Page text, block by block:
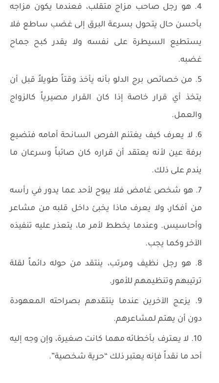
هو رجل صاحب مزاج متقلب، فعندما يكون مزاجه
بأحسن حال يتحول بسرعة البرق إلى غضب ساطع فلا
يستطيع السيطرة على نفسه ولا يقدر كبح جماح
غضبه.
من خصائص برج الدلو بأنه يأخذ وقتاً طويلاً قبل أن
يتخذ أي قرار خاصة إذا كان القرار مصيرياً كالزواج
والعمل.
لا يعرف كيف يغتنم الفرص السانحة أمامه فتضيع
برفة عين لأنه يعتقد أن قراره كان صائباً وسرعان ما
يندم على ذلك.
هو شخص غامض فلا يبوح لأحد عما يدور في رأسه
من أفكار، ولا يعرف ماذا يخبئ داخل قلبه من مشاعر
وأحاسيس. وعندما يخطط لأمر ما، يتعذر عليه تنفيذه
الآخر وكما يجب.
هو رجل نظيف ومرتب، ينتقد من حوله دائماً لقلة
ترتيبهم وتنظيمهم للأمور.
يزعج الآخرين عندما ينتقدهم بصراحته المعهودة
دون أن يهتم لمشاعرهم.
لا يعترف بأخطائه مهما كانت صغيرة، وإن وجه إليه
أحد ما نقداً فإنه يعتبر ذلك “حرية شخصية”.